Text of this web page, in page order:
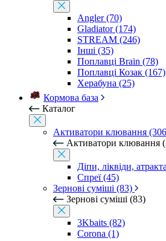
Angler (70)
Gladiator (174)
STREAM (246)
Інші (35)
Поплавці Brain (78)
Поплавці Козак (167)
Херабуна (25)
Кормова база
Каталог
Активатори клювання
Активатори клювання
Діпи, ліквіди,
Спреї (45)
Зернові суміші (83)
Зернові суміші (83)
3Kbaits (82)
Corona (1)